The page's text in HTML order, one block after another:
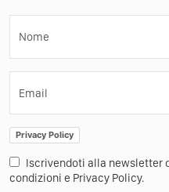
Nome
Email
Privacy Policy
Iscrivendoti alla newsletter
condizioni e Privacy Policy.